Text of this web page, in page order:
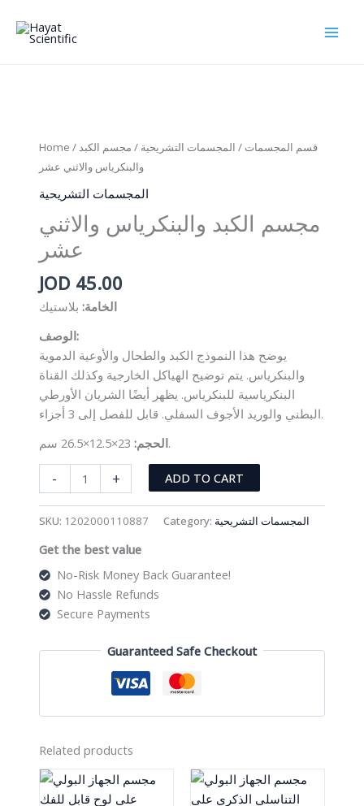
content
Home / قسم المجسمات / المجسمات التشريحية / مجسم الكبد
والبنكرياس والاثني عشر
المجسمات التشريحية
مجسم الكبد والبنكرياس والاثني
عشر
JOD 45.00
الخامة: بلاستيك
الوصف:
يوضح هذا النموذج الكبد والطحال والأوعية الدموية
والبنكرياس. يتم توضيح الهياكل الخارجية وكذلك القناة
البنكرياسية للبنكرياس. يظهر أيضًا الشريان الأورطي
البطني والوريد الأجوف السفلي. قابل للفصل إلى 3 أجزاء.
الحجم:23×12.5×26.5 سم.
-
الكبد
عشر
quantity
+ ADD TO CART
SKU: 1202000110887 Category: المجسمات التشريحية
Get the best value
No-Risk Money Back Guarantee!
No Hassle Refunds
Secure Payments
Guaranteed Safe Checkout
Related products